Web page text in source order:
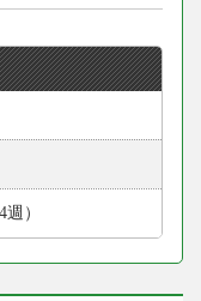
）